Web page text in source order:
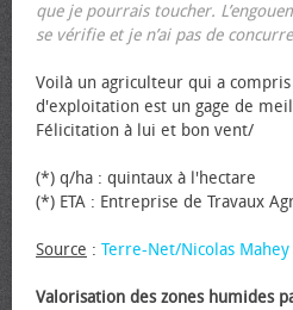
que je pourrais toucher.
se vérifie et je n’ai pas de
Voilà un agriculteur qui a
d'exploitation est un gage de
Félicitation à lui et bon vent/
(*) q/ha : quintaux à l'hectare
(*) ETA : Entreprise de Travaux
Source : Terre-Net/Nicolas Mahey
Valorisation des zones humides